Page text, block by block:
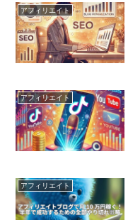
アフィリエイト
アフィリエイト
アフィリエイト